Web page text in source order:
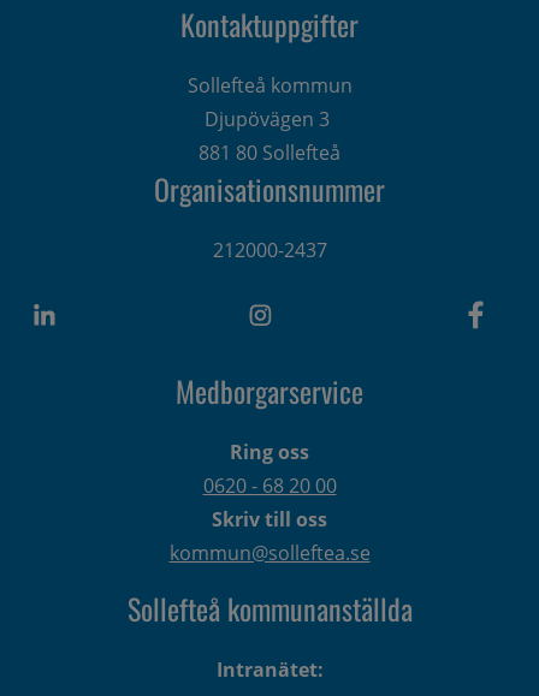
Kontaktuppgifter
Sollefteå kommun
Djupövägen 3
881 80 Sollefteå
Organisationsnummer
212000-2437
Medborgarservice
Ring oss
0620 - 68 20 00
Skriv till oss
kommun@solleftea.se
Sollefteå kommunanställda
Intranätet: